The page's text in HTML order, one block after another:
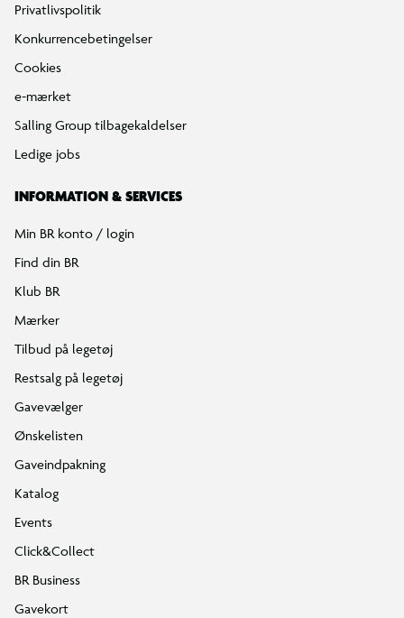
Privatlivspolitik
Konkurrencebetingelser
Cookies
e-mærket
Salling Group tilbagekaldelser
Ledige jobs
INFORMATION & SERVICES
Min BR konto / login
Find din BR
Klub BR
Mærker
Tilbud på legetøj
Restsalg på legetøj
Gavevælger
Ønskelisten
Gaveindpakning
Katalog
Events
Click&Collect
BR Business
Gavekort